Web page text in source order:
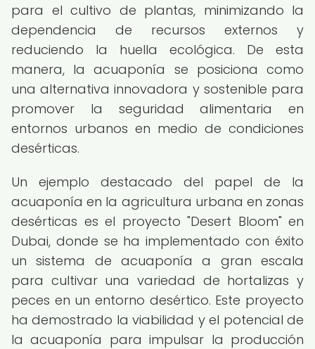
para el cultivo de plantas, minimizando la
dependencia de recursos externos y
reduciendo la huella ecológica. De esta
manera, la acuaponía se posiciona como
una alternativa innovadora y sostenible para
promover la seguridad alimentaria en
entornos urbanos en medio de condiciones
desérticas.
Un ejemplo destacado del papel de la
acuaponía en la agricultura urbana en zonas
desérticas es el proyecto "Desert Bloom" en
Dubai, donde se ha implementado con éxito
un sistema de acuaponía a gran escala
para cultivar una variedad de hortalizas y
peces en un entorno desértico. Este proyecto
ha demostrado la viabilidad y el potencial de
la acuaponía para impulsar la producción